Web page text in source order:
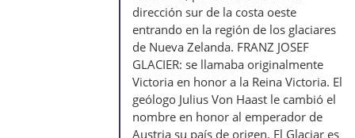
dirección sur de la costa oeste
entrando en la región de los glaciares
de Nueva Zelanda. FRANZ JOSEF
GLACIER: se llamaba originalmente
Victoria en honor a la Reina Victoria. El
geólogo Julius Von Haast le cambió el
nombre en honor al emperador de
Austria su país de origen. El Glaciar es